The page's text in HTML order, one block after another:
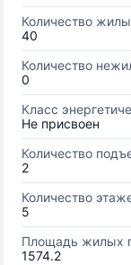
Количество
40
Количество
0
Класс
Не присвоен
Количество
2
Количество
5
Площадь жилых
1574.2